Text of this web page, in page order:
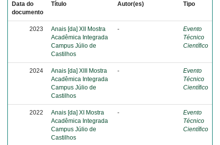
Data do
documento
Título Autor(es) Tipo
2023
Anais [da] XII Mostra
Acadêmica Integrada
Campus Júlio de
Castilhos
-
Evento
Técnico
Científico
2024
Anais [da] XIII Mostra
Acadêmica Integrada
Campus Júlio de
Castilhos
-
Evento
Técnico
Científico
2022
Anais [da] XI Mostra
Acadêmica Integrada
Campus Júlio de
Castilhos
-
Evento
Técnico
Científico